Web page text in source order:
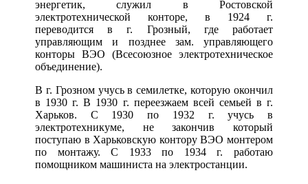
энергетик, служил в Ростовской
электротехнической конторе, в 1924 г.
переводится в г. Грозный, где работает
управляющим и позднее зам. управляющего
конторы ВЭО (Всесоюзное электротехническое
объединение).
В г. Грозном учусь в семилетке, которую окончил
в 1930 г. В 1930 г. переезжаем всей семьей в г.
Харьков. С 1930 по 1932 г. учусь в
электротехникуме, не закончив который
поступаю в Харьковскую контору ВЭО монтером
по монтажу. С 1933 по 1934 г. работаю
помощником машиниста на электростанции.